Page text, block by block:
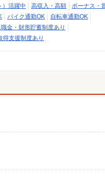
）活躍中 高収入・高額
ボーナス・
バイク通勤OK
自転車通勤OK
金・財形貯蓄制度あり
得支援制度あり